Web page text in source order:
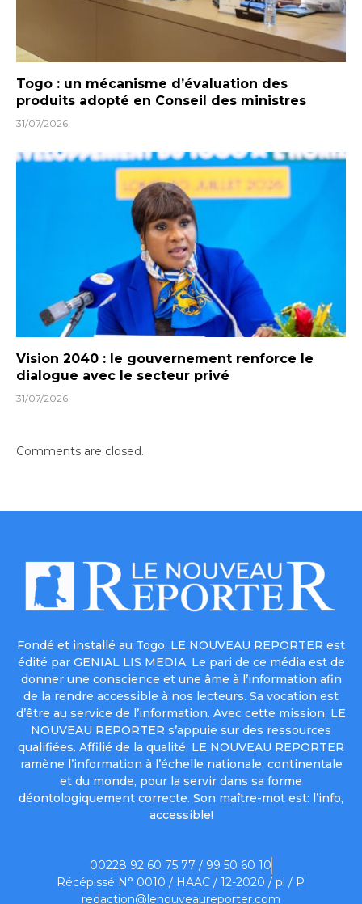
Togo : un mécanisme d’évaluation des
produits adopté en Conseil des ministres
31/07/2026
Vision 2040 : le gouvernement renforce le
dialogue avec le secteur privé
31/07/2026
Comments are closed.
Fondé et installé au Togo, LE NOUVEAU REPORTER est
édité par GENIAL LIS MEDIA. Le pari de ce média est de
donner une conscience et une âme à l’information afin
de la rendre accessible à nos lecteurs. Sa vocation est
d’être au service de l’information. Avec cette mission, LE
NOUVEAU REPORTER s’appuie sur des ressources
qualifiées. Affilié de la qualité, LE NOUVEAU REPORTER
ramène l’information à l’échelle nationale, continentale
et du monde, pour la servir dans sa forme
déontologiquement correcte. Son maître-mot est: l’info,
accessible!
00228 92 60 75 77 / 99 50 60 10
Récépissé N° 0010 / HAAC / 12-2020 / pl / P
redaction@lenouveaureporter.com